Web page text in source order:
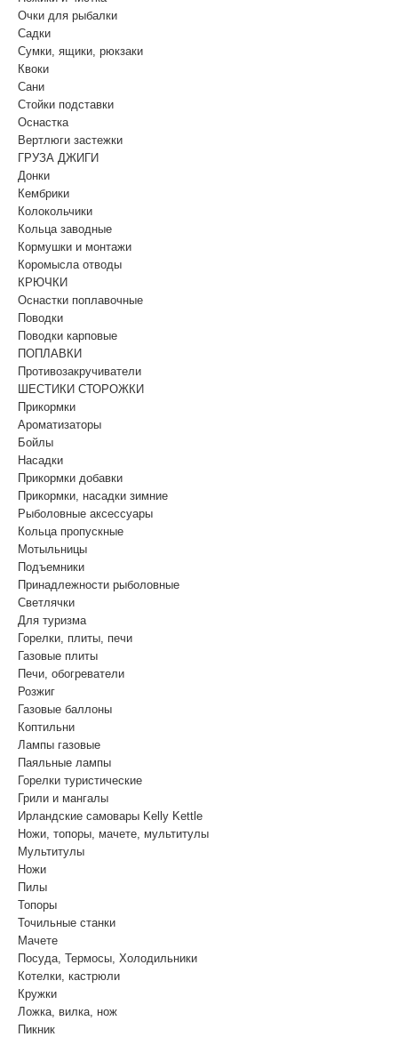
Очки для рыбалки
Садки
Сумки, ящики, рюкзаки
Квоки
Сани
Стойки подставки
Оснастка
Вертлюги застежки
ГРУЗА ДЖИГИ
Донки
Кембрики
Колокольчики
Кольца заводные
Кормушки и монтажи
Коромысла отводы
КРЮЧКИ
Оснастки поплавочные
Поводки
Поводки карповые
ПОПЛАВКИ
Противозакручиватели
ШЕСТИКИ СТОРОЖКИ
Прикормки
Ароматизаторы
Бойлы
Насадки
Прикормки добавки
Прикормки, насадки зимние
Рыболовные аксессуары
Кольца пропускные
Мотыльницы
Подъемники
Принадлежности рыболовные
Светлячки
Для туризма
Горелки, плиты, печи
Газовые плиты
Печи, обогреватели
Розжиг
Газовые баллоны
Коптильни
Лампы газовые
Паяльные лампы
Горелки туристические
Грили и мангалы
Ирландские самовары Kelly Kettle
Ножи, топоры, мачете, мультитулы
Мультитулы
Ножи
Пилы
Топоры
Точильные станки
Мачете
Посуда, Термосы, Холодильники
Котелки, кастрюли
Кружки
Ложка, вилка, нож
Пикник